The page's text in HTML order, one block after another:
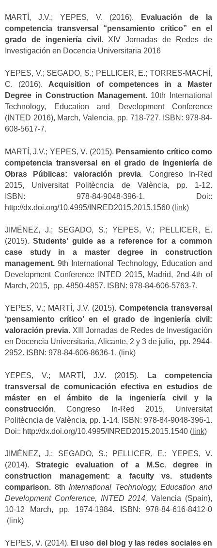
MARTÍ, J.V.; YEPES, V. (2016).
Evaluación de la
competencia transversal “pensamiento crítico” en el
grado de ingeniería civil . XIV Jornadas de Redes de
Investigación en Docencia Universitaria 2016
YEPES, V.; SEGADO, S.; PELLICER, E.; TORRES-MACHÍ,
C. (2016). Acquisition of competences in a Master
Degree in Construction Management. 10th International
Technology, Education and Development Conference
(INTED 2016), March, Valencia, pp. 718-727. ISBN: 978-84-
608-5617-7.
MARTÍ, J.V.; YEPES, V. (2015). Pensamiento crítico como
competencia transversal en el grado de Ingeniería de
Obras Públicas: valoración previa. Congreso In-Red
2015, Universitat Politècncia de València, pp. 1-12.
ISBN: 978-84-9048-396-1. Doi::
http://dx.doi.org/10.4995/INRED2015.2015.1560 (link)
JIMÉNEZ, J.; SEGADO, S.; YEPES, V.; PELLICER, E.
(2015).Students’ guide as a reference for a common
case study in a master degree in construction
management. 9th International Technology, Education and
Development Conference INTED 2015, Madrid, 2nd-4th of
March, 2015, pp. 4850-4857. ISBN: 978-84-606-5763-7.
YEPES, V.; MARTÍ, J.V. (2015).Competencia transversal
‘pensamiento crítico’ en el grado de ingeniería civil:
valoración previa. XIII Jornadas de Redes de Investigación
en Docencia Universitaria, Alicante, 2 y 3 de julio, pp. 2944-
2952. ISBN: 978-84-606-8636-1. (link)
YEPES, V.; MARTÍ, J.V. (2015).
La competencia
transversal de comunicación efectiva en estudios de
máster en el ámbito de la ingeniería civil y la
construcción. Congreso In-Red 2015, Universitat
Politècncia de València, pp. 1-14. ISBN: 978-84-9048-396-1.
Doi:: http://dx.doi.org/10.4995/INRED2015.2015.1540 ( link)
JIMÉNEZ, J.; SEGADO, S.; PELLICER, E.; YEPES, V.
(2014).Strategic evaluation of a M.Sc. degree in
construction management: a faculty vs. students
comparison. 8th International Technology, Education and
Development Conference, INTED 2014, Valencia (Spain),
10-12 March, pp. 1974-1984. ISBN: 978-84-616-8412-0
(link)
YEPES, V. (2014). El uso del blog y las redes sociales en